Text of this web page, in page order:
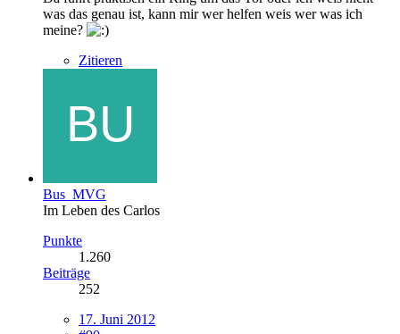
was das genau ist, kann mir wer helfen weis wer was ich
meine?
Zitieren
Bus_MVG
Im Leben des Carlos
Punkte
1.260
Beiträge
252
17. Juni 2012